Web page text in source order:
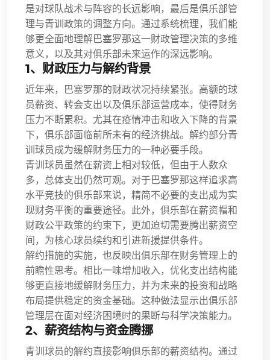
是对球队战术与阵容的长远影响，最后是俱乐部管
理与青训政策的调整方向。通过系统梳理，我们能
够更全面地理解巴塞罗那这一财政管理决策的多维
意义，以及其对俱乐部未来运作的深远影响。
1、财政压力与解约背景
近年来，巴塞罗那的财政状况持续紧张。高额的球
员薪资、转会支出以及俱乐部运营成本，使得财务
压力不断累积。尤其在疫情冲击和收入下降的背景
下，俱乐部面临前所未有的经济挑战。解约部分青
训球员成为缓解财务压力的一种必要手段。
青训球员虽然在薪资上相对较低，但由于人数众
多，总体支出仍然可观。对于巴塞罗那这样追求高
水平竞技的俱乐部来说，精简不必要的支出成为实
现财务平衡的重要途径。此外，俱乐部在薪资帽和
财政公平政策的约束下，更加迫切需要腾出薪资空
间，为核心球员续约和引进新援提供条件。
解约措施的实施，也反映出俱乐部在财务管理上的
前瞻性思考。相比一味增加收入，优化支出结构能
够更直接地缓解财务压力，并为未来的投资和战略
布局提供稳定的资金基础。这种做法显示出俱乐部
管理层在面对经济困境时的果断与科学决策能力。
2、薪资结构与资金腾挪
青训球员的解约直接影响俱乐部的薪资结构。通过